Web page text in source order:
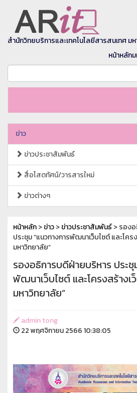
สำนักวิทยบริการและเทคโนโลยีสารสนเทศ
หน้าหลัก
ข่าว
ข่าวประชาสัมพันธ์
สื่อโสตทัศน์/วารสารใหม่
ข่าวต่างๆ
หน้าหลัก>ข่าว>ข่าวประชาสัมพันธ์> รองอ
ประชุม “แนวทางการพัฒนาเว็บไซต์ และโค
มหาวิทยาลัย”
รองอธิการบดีฝ่ายบริหาร ประชุ
พัฒนาเว็บไซต์ และโครงสร้างเ
มหาวิทยาลัย”
admin tong
22 พฤศจิกายน 2566 10:38:05